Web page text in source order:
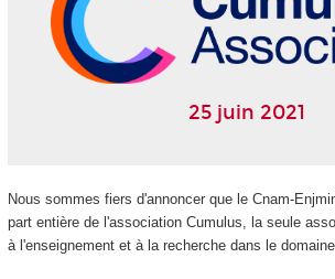
25 juin 2021
Nous sommes fiers d'annoncer que le Cnam-
part entière de l'association Cumulus, la seule
à l'enseignement et à la recherche dans le